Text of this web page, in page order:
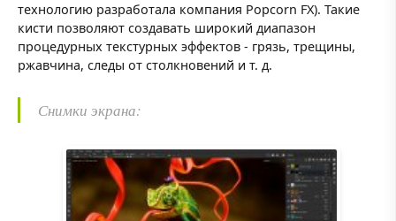
технологию разработала компания Popcorn FX). Такие
кисти позволяют создавать широкий диапазон
процедурных текстурных эффектов - грязь, трещины,
ржавчина, следы от столкновений и т. д.
Снимки экрана: